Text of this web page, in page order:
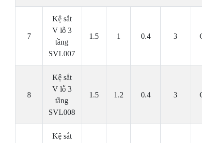
7
Kệ sắt
V lỗ 3
tầng
SVL007
1.5 1 0.4 3 Cái
8
Kệ sắt
V lỗ 3
tầng
SVL008
1.5 1.2 0.4 3 Cái
Kệ sắt